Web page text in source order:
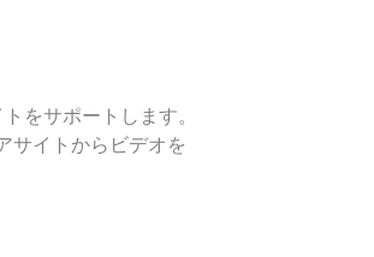
をサポートします。
イトからビデオを